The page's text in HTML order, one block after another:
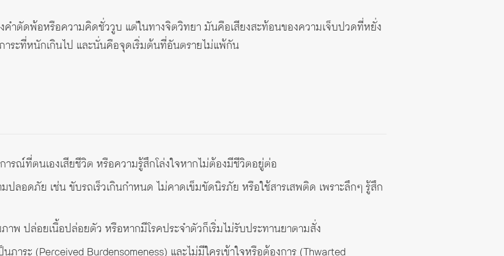
ำตัดพ้อหรือความคิดชั่ววูบ แต่ในทางจิตวิทยา มันคือเสียงสะท้อนของความเจ็บปวดที่หยั่ง
ระที่หนักเกินไป และนั่นคือจุดเริ่มต้นที่อันตรายไม่แพ้กัน
รณ์ที่ตนเองเสียชีวิต หรือความรู้สึกโล่งใจหากไม่ต้องมีชีวิตอยู่ต่อ
มปลอดภัย เช่น ขับรถเร็วเกินกำหนด ไม่คาดเข็มขัดนิรภัย หรือใช้สารเสพติด เพราะลึกๆ รู้สึก
าพ ปล่อยเนื้อปล่อยตัว หรือหากมีโรคประจำตัวก็เริ่มไม่รับประทานยาตามสั่ง
นภาระ (Perceived Burdensomeness) และไม่มีใครเข้าใจหรือต้องการ (Thwarted